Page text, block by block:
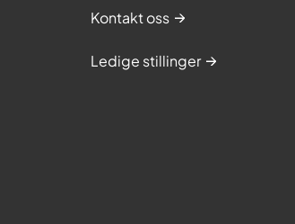
Kontakt oss
Ledige stillinger